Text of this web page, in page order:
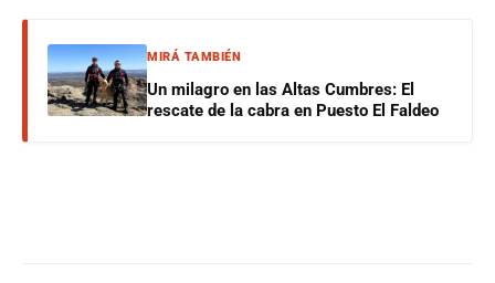
MIRÁ TAMBIÉN
Un milagro en las Altas Cumbres: El
rescate de la cabra en Puesto El Faldeo